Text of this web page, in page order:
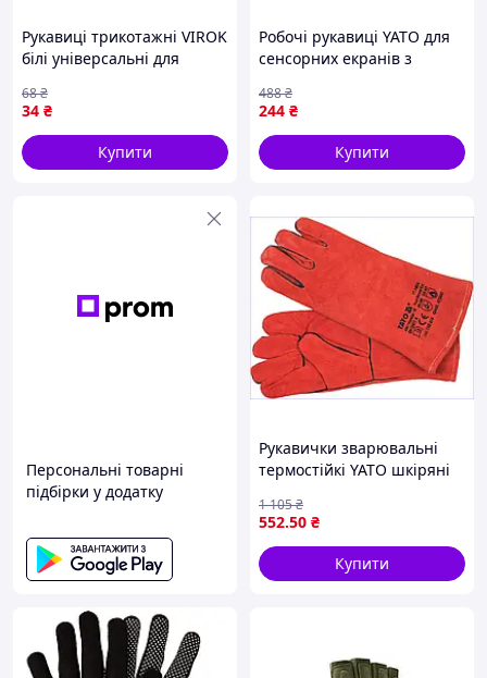
Рукавиці трикотажні VIROK
білі універсальні для
комфортні 70% бавовна
30% поліестер
34 ₴
68₴
Купити
Робочі рукавиці YATO для
сенсорних екранів з
бавовняного трикотажу
чорні-сірі
244 ₴
488₴
Купити
Персональні товарні
підбірки у додатку
Рукавички зварювальні
термостійкі YATO шкіряні
MMA з підвищеним
захистом
552.50 ₴
1 105₴
Купити